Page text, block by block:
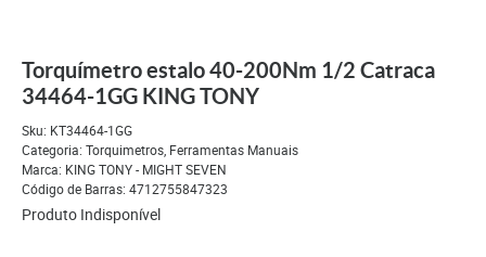
Torquímetro estalo 40-200Nm 1/2 Catraca
34464-1GG KING TONY
Sku: KT34464-1GG
Categoria: Torquimetros, Ferramentas Manuais
Marca: KING TONY - MIGHT SEVEN
Código de Barras: 4712755847323
Produto Indisponível